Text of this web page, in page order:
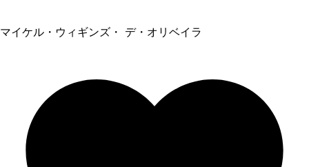
マイケル・ウィギンズ・ デ・オリベイラ